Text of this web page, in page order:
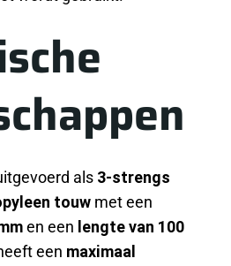
als 3-strengs
touw met een
en een lengte van 100
een maximaal